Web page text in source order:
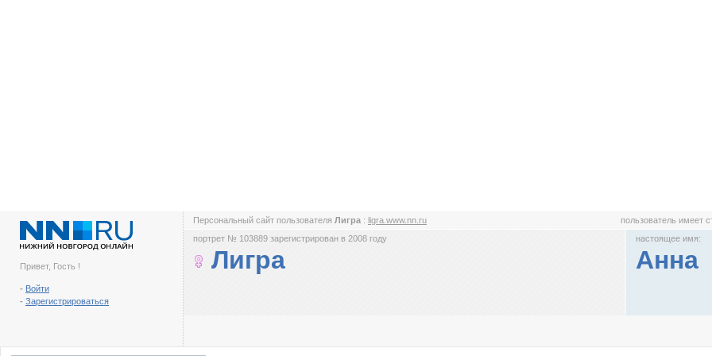
Привет, Гость !
- Войти
- Зарегистрироваться
Персональный сайт пользователя Лигра : ligra.www.nn.ru пользователь имеет
портрет № 103889 зарегистрирован в 2008 году
Лигра
настоящее имя:
Анна